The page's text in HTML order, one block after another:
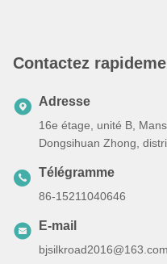
Contactez
Adresse
16e étage, unité B,
Dongsihuan Zhong,
Télégramme
86-15211040646
E-mail
bjsilkroad2016@163.com